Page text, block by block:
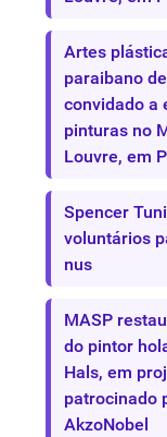
Artes
paraibano
convidado a
pinturas no
Louvre, em
Spencer
voluntários
nus
MASP
do pintor
Hals, em
patrocinado
AkzoNobel